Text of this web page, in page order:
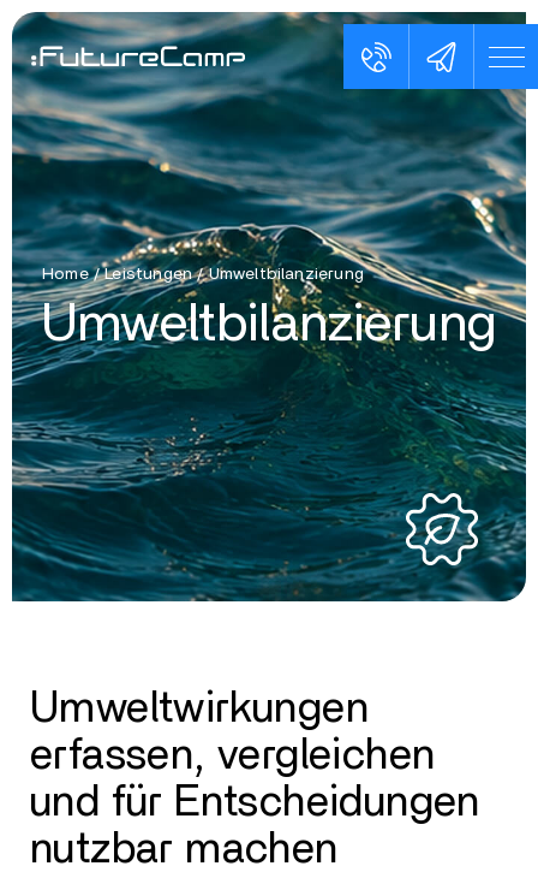
Home/Leistungen/Umweltbilanzierung
Umweltbilanzierung
Umweltwirkungen
erfassen, vergleichen
und für Entscheidungen
nutzbar machen